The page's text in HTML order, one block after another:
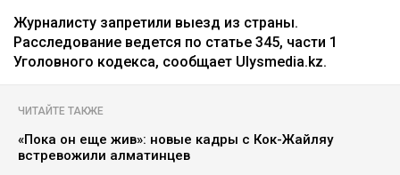
Журналисту запретили выезд из страны.
Расследование ведется по статье 345, части 1
Уголовного кодекса, сообщает Ulysmedia.kz.
ЧИТАЙТЕ ТАКЖЕ
«Пока он еще жив»: новые кадры с Кок-Жайляу
встревожили алматинцев